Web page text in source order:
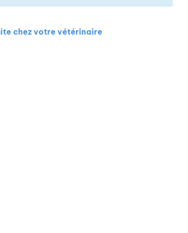
chez votre vétérinaire